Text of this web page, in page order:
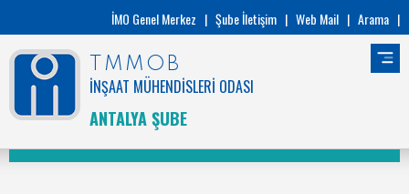
İMO Genel Merkez | Şube İletişim | Web Mail | Arama |
TMMOB
İNŞAAT MÜHENDİSLERİ ODASI
ANTALYA ŞUBE